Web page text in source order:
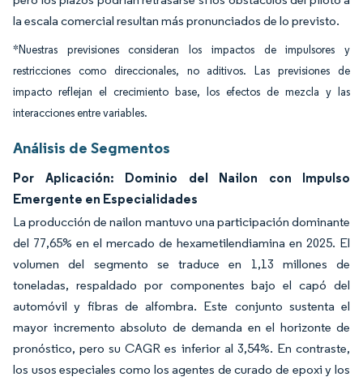
la escala comercial resultan más pronunciados de lo previsto.
*Nuestras previsiones consideran los impactos de impulsores y
restricciones como direccionales, no aditivos. Las previsiones de
impacto reflejan el crecimiento base, los efectos de mezcla y las
interacciones entre variables.
Análisis de Segmentos
Por Aplicación: Dominio del Nailon con Impulso
Emergente en Especialidades
La producción de nailon mantuvo una participación dominante
del 77,65% en el mercado de hexametilendiamina en 2025. El
volumen del segmento se traduce en 1,13 millones de
toneladas, respaldado por componentes bajo el capó del
automóvil y fibras de alfombra. Este conjunto sustenta el
mayor incremento absoluto de demanda en el horizonte de
pronóstico, pero su CAGR es inferior al 3,54%. En contraste,
los usos especiales como los agentes de curado de epoxi y los